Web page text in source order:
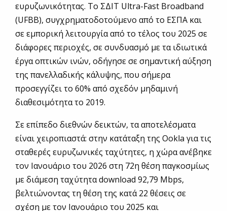
ευρυζωνικότητας. Το ΣΔΙΤ Ultra-Fast Broadband
(UFBB), συγχρηματοδοτούμενο από το ΕΣΠΑ και
σε εμπορική λειτουργία από το τέλος του 2025 σε
διάφορες περιοχές, σε συνδυασμό με τα ιδιωτικά
έργα οπτικών ινών, οδήγησε σε σημαντική αύξηση
της πανελλαδικής κάλυψης, που σήμερα
προσεγγίζει το 60% από σχεδόν μηδαμινή
διαθεσιμότητα το 2019.
Σε επίπεδο διεθνών δεικτών, τα αποτελέσματα
είναι χειροπιαστά: στην κατάταξη της Ookla για τις
σταθερές ευρυζωνικές ταχύτητες, η χώρα ανέβηκε
τον Ιανουάριο του 2026 στη 72η θέση παγκοσμίως
με διάμεση ταχύτητα download 92,79 Mbps,
βελτιώνοντας τη θέση της κατά 22 θέσεις σε
σχέση με τον Ιανουάριο του 2025 και